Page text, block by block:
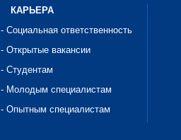
КАРЬЕРА
- Социальная ответственность
- Открытые вакансии
- Студентам
- Молодым специалистам
- Опытным специалистам